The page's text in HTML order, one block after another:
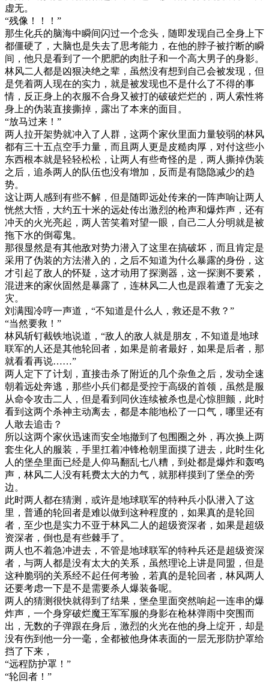
虚无。
“残像！！！”
那生化兵的脑海中瞬间闪过一个念头，随即发现自己全身上下
都僵硬了，大脑也是失去了思考能力，在他的脖子被拧断的瞬
间，他只是看到了一个肥肥的肉肚子和一个高大男子的身影。
林风二人都是凶狠决绝之辈，虽然没有想到自己会被发现，但
是凭着两人现在的实力，就是被发现也不是什么了不得的事
情，反正身上的衣服不合身又被打的破破烂烂的，两人索性将
身上的伪装直接撕掉，露出了本来的面目。
“放马过来！”
两人拉开架势就冲入了人群，这两个家伙里面力量较弱的林风
都有三十五点空手力量，而且两人更是皮糙肉厚，对付这些小
东西根本就是轻轻松松，让两人有些奇怪的是，两人撕掉伪装
之后，追杀两人的队伍也没有增加，反而是有隐隐减少的趋
势。
这让两人感到有些不解，但是随即远处传来的一阵声响让两人
恍然大悟，大约五十米的远处传出激烈的枪声和爆炸声，还有
冲天的火光亮起，两人苦笑着对望一眼，自己二人分明就是被
拖下水的倒霉鬼。
那很显然是有其他敌对势力潜入了这里在搞破坏，而且肯定是
采用了伪装的方法潜入的，之后不知道为什么暴露的身份，这
才引起了敌人的怀疑，这才动用了探测器，这一探测不要紧，
混进来的家伙固然是暴露了，连林风二人也是跟着遭了无妄之
灾。
刘满囤冷哼一声道，“不知道是什么人，救还是不救？”
“当然要救！”
林风斩钉截铁地说道，“敌人的敌人就是朋友，不知道是地球
联军的人还是其他轮回者，如果是前者最好，如果是后者，那
就看看再说……”
两人定下了计划，直接击杀了附近的几个杂鱼之后，发动全速
朝着远处奔逃，那些小兵们都是受控于高级的首领，虽然是服
从命令攻击二人，但是看到同伙连续被杀也是心惊胆颤，此时
看到这两个杀神主动离去，都是本能地松了一口气，哪里还有
人敢去追击？
所以这两个家伙迅速而安全地撤到了包围圈之外，再次换上两
套生化人的服装，手里扛着冲锋枪朝里面摸了进去，此时生化
人的堡垒里面已经是人仰马翻乱七八糟，到处都是爆炸和轰鸣
声，林风二人没有耗费太大的力气，就那样摸到了堡垒的旁
边。
此时两人都在猜测，或许是地球联军的特种兵小队潜入了这
里，普通的轮回者是难以做到这种程度的，如果真的是轮回
者，至少也是实力不亚于林风二人的超级资深者，如果是超级
资深者，倒也是有些棘手了。
两人也不着急冲进去，不管是地球联军的特种兵还是超级资深
者，与两人都是没有太大的关系，虽然理论上讲是同盟，但是
这种脆弱的关系经不起任何考验，若真的是轮回者，林风两人
还要考虑一下是不是需要杀人爆装备呢。
两人的猜测很快就得到了结果，堡垒里面突然响起一连串的爆
炸声，一个身穿破烂魔王军军服的身影在枪林弹雨中突围而
出，无数的子弹跟在身后，激烈的火光在他的身上绽开，却是
没有伤到他一分一毫，全都被他身体表面的一层无形防护罩给
挡了下来，
“远程防护罩！”
“轮回者！”